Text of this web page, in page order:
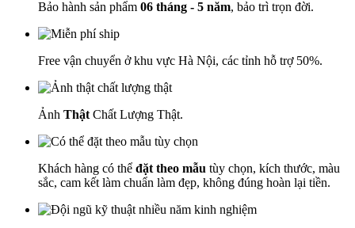
Bảo hành sản phẩm 06 tháng - 5 năm, bảo trì trọn đời.
Free vận chuyển ở khu vực Hà Nội, các tỉnh hỗ trợ 50%.
Ảnh Thật Chất Lượng Thật.
Khách hàng có thể đặt theo mẫu tùy chọn, kích thước, màu
sắc, cam kết làm chuẩn làm đẹp, không đúng hoàn lại tiền.